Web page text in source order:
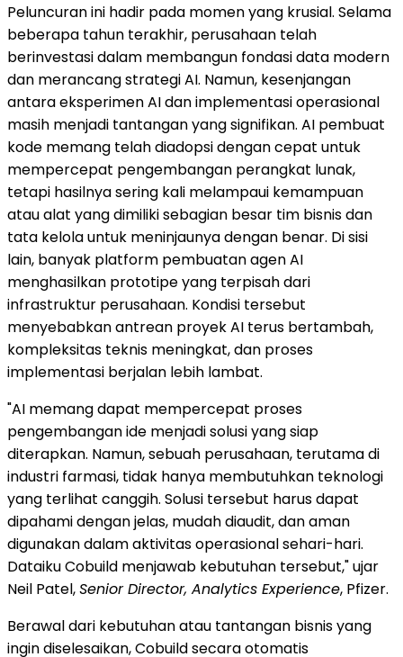
Peluncuran ini hadir pada momen yang krusial. Selama
beberapa tahun terakhir, perusahaan telah
berinvestasi dalam membangun fondasi data modern
dan merancang strategi AI. Namun, kesenjangan
antara eksperimen AI dan implementasi operasional
masih menjadi tantangan yang signifikan. AI pembuat
kode memang telah diadopsi dengan cepat untuk
mempercepat pengembangan perangkat lunak,
tetapi hasilnya sering kali melampaui kemampuan
atau alat yang dimiliki sebagian besar tim bisnis dan
tata kelola untuk meninjaunya dengan benar. Di sisi
lain, banyak platform pembuatan agen AI
menghasilkan prototipe yang terpisah dari
infrastruktur perusahaan. Kondisi tersebut
menyebabkan antrean proyek AI terus bertambah,
kompleksitas teknis meningkat, dan proses
implementasi berjalan lebih lambat.
"AI memang dapat mempercepat proses
pengembangan ide menjadi solusi yang siap
diterapkan. Namun, sebuah perusahaan, terutama di
industri farmasi, tidak hanya membutuhkan teknologi
yang terlihat canggih. Solusi tersebut harus dapat
dipahami dengan jelas, mudah diaudit, dan aman
digunakan dalam aktivitas operasional sehari-hari.
Dataiku Cobuild menjawab kebutuhan tersebut," ujar
Neil Patel,Senior Director, Analytics Experience, Pfizer.
Berawal dari kebutuhan atau tantangan bisnis yang
ingin diselesaikan, Cobuild secara otomatis